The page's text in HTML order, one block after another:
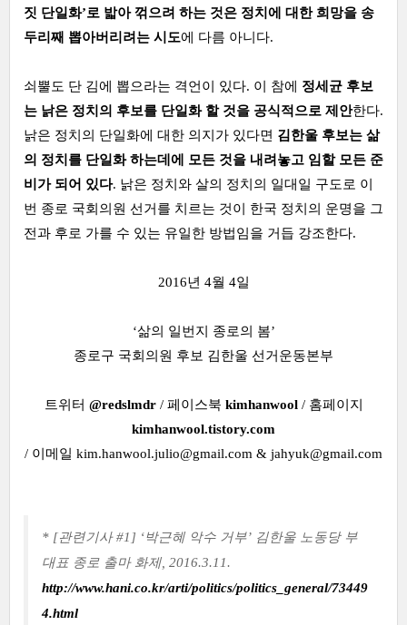
짓 단일화’로 밟아 꺾으려 하는 것은 정치에 대한 희망을 송
두리째 뽑아버리려는 시도에 다름 아니다.
쇠뿔도 단 김에 뽑으라는 격언이 있다. 이 참에 정세균 후보
는 낡은 정치의 후보를 단일화 할 것을 공식적으로 제안한다.
낡은 정치의 단일화에 대한 의지가 있다면 김한울 후보는 삶
의 정치를 단일화 하는데에 모든 것을 내려놓고 임할 모든 준
비가 되어 있다. 낡은 정치와 살의 정치의 일대일 구도로 이
번 종로 국회의원 선거를 치르는 것이 한국 정치의 운명을 그
전과 후로 가를 수 있는 유일한 방법임을 거듭 강조한다.
2016년 4월 4일
‘삶의 일번지 종로의 봄’
종로구 국회의원 후보 김한울 선거운동본부
트위터 @redslmdr/ 페이스북 kimhanwool/ 홈페이지
kimhanwool.tistory.com
/ 이메일 kim.hanwool.julio@gmail.com & jahyuk@gmail.com
* [관련기사 #1] ‘박근혜 악수 거부’ 김한울 노동당 부
대표 종로 출마 화제, 2016.3.11.
http://www.hani.co.kr/arti/politics/politics_general/73449
4.html